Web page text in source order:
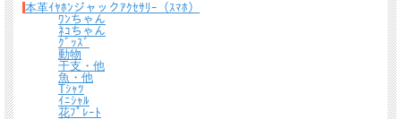
本革ｲﾔﾎﾝジャックｱｸｾｻﾘｰ（ｽﾏﾎ）
ﾜﾝちゃん
ﾈｺちゃん
ｸﾞｯｽﾞ
動物
干支・他
魚・他
Tｼｬﾂ
ｲﾆｼｬﾙ
花ﾌﾟﾚｰﾄ